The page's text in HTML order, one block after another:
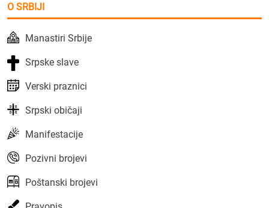
O SRBIJI
Manastiri Srbije
Srpske slave
Verski praznici
Srpski običaji
Manifestacije
Pozivni brojevi
Poštanski brojevi